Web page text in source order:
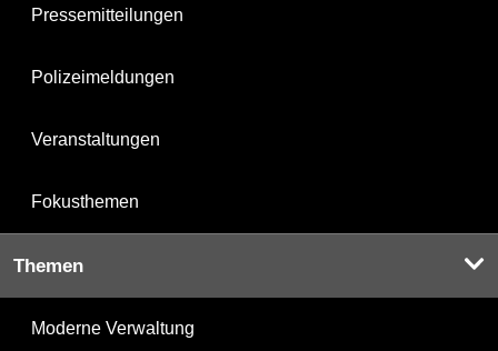
Pressemitteilungen
Polizeimeldungen
Veranstaltungen
Fokusthemen
Themen
Moderne Verwaltung